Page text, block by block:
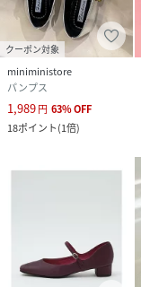
クーポン対象
miniministore
パンプス
1,989円 63%OFF
18ポイント(1倍)